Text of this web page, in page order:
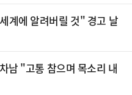
계에 알려버릴 것" 경고 날
남 "고통 참으며 목소리 내